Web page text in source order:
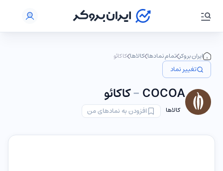
ایران بروکر تمام نمادها کالاها کاکائو
تغییر نماد
COCOA
-کاکائو
کالاها افزودن به نمادهای من